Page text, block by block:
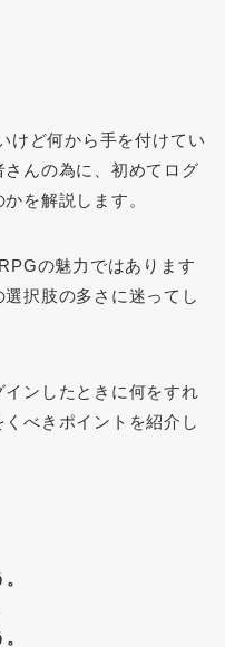
けど何から手を付けてい
んの為に、初めてログ
を解説します。
の魅力ではあります
択肢の多さに迷ってし
ンしたときに何をすれ
べきポイントを紹介し